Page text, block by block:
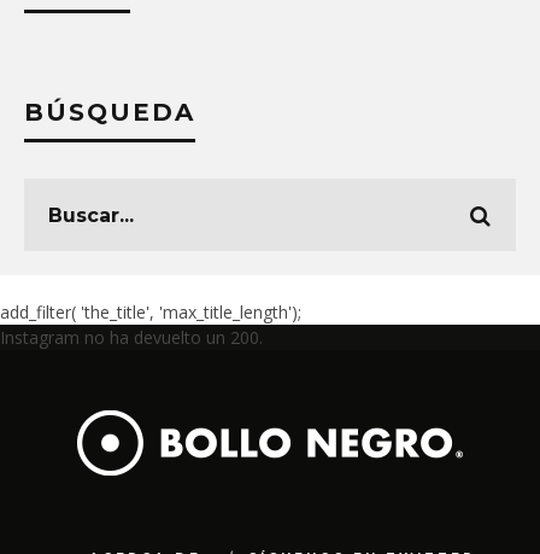
BÚSQUEDA
add_filter( 'the_title', 'max_title_length');
Instagram no ha devuelto un 200.